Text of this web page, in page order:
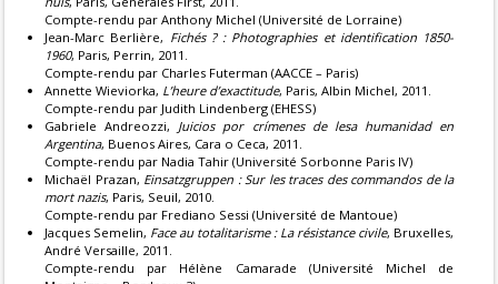
Compte-rendu par Anthony Michel (Université de Lorraine)
Jean-Marc Berlière, Fichés ? : Photographies et identification 1850-
1960, Paris, Perrin, 2011.
Compte-rendu par Charles Futerman (AACCE – Paris)
Annette Wieviorka, L’heure d’exactitude, Paris, Albin Michel, 2011.
Compte-rendu par Judith Lindenberg (EHESS)
Gabriele Andreozzi, Juicios por crímenes de lesa humanidad en
Argentina, Buenos Aires, Cara o Ceca, 2011.
Compte-rendu par Nadia Tahir (Université Sorbonne Paris IV)
Michaël Prazan, Einsatzgruppen : Sur les traces des commandos de la
mort nazis, Paris, Seuil, 2010.
Compte-rendu par Frediano Sessi (Université de Mantoue)
Jacques Semelin, Face au totalitarisme : La résistance civile, Bruxelles,
André Versaille, 2011.
Compte-rendu par Hélène Camarade (Université Michel de